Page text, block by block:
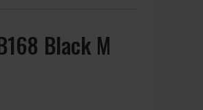
Black M